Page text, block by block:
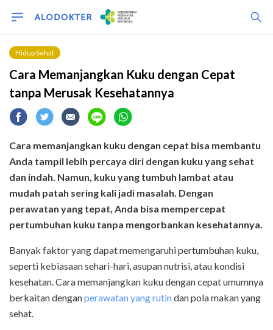
Hidup Sehat
Cara Memanjangkan Kuku dengan Cepat
tanpa Merusak Kesehatannya
Cara memanjangkan kuku dengan cepat bisa membantu
Anda tampil lebih percaya diri dengan kuku yang sehat
dan indah. Namun, kuku yang tumbuh lambat atau
mudah patah sering kali jadi masalah. Dengan
perawatan yang tepat, Anda bisa mempercepat
pertumbuhan kuku tanpa mengorbankan kesehatannya.
Banyak faktor yang dapat memengaruhi pertumbuhan kuku,
seperti kebiasaan sehari-hari, asupan nutrisi, atau kondisi
kesehatan. Cara memanjangkan kuku dengan cepat umumnya
berkaitan denganperawatan yang rutindan pola makan yang
sehat.